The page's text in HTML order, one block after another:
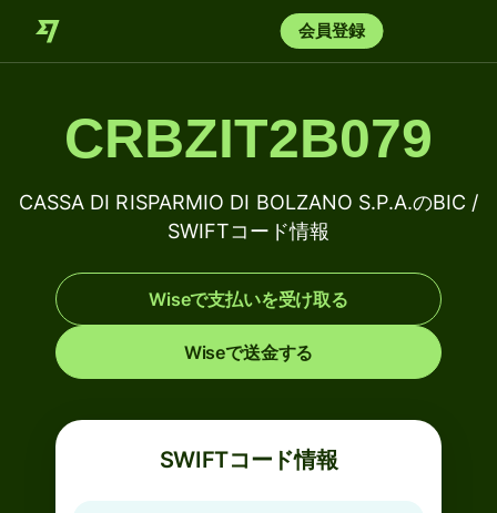
会員登録
CRBZIT2B079
CASSA DI RISPARMIO DI BOLZANO S.P.A.のBIC /
SWIFTコード情報
Wiseで支払いを受け取る
Wiseで送金する
SWIFTコード情報